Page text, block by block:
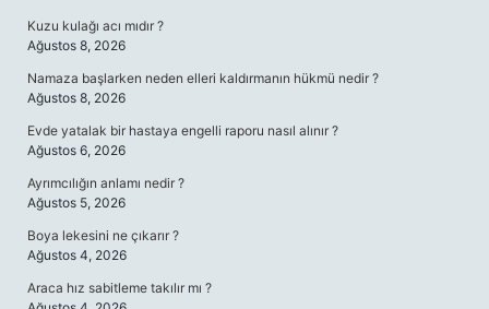
Kuzu kulağı acı mıdır ?
Ağustos 8, 2026
Namaza başlarken neden elleri kaldırmanın hükmü nedir ?
Ağustos 8, 2026
Evde yatalak bir hastaya engelli raporu nasıl alınır ?
Ağustos 6, 2026
Ayrımcılığın anlamı nedir ?
Ağustos 5, 2026
Boya lekesini ne çıkarır ?
Ağustos 4, 2026
Araca hız sabitleme takılır mı ?